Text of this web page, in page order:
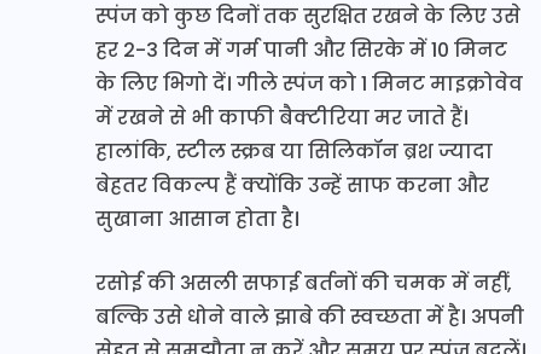
स्पंज को कुछ दिनों तक सुरक्षित रखने के लिए उसे
हर 2-3 दिन में गर्म पानी और सिरके में 10 मिनट
के लिए भिगो दें। गीले स्पंज को 1 मिनट माइक्रोवेव
में रखने से भी काफी बैक्टीरिया मर जाते हैं।
हालांकि, स्टील स्क्रब या सिलिकॉन ब्रश ज्यादा
बेहतर विकल्प हैं क्योंकि उन्हें साफ करना और
सुखाना आसान होता है।
रसोई की असली सफाई बर्तनों की चमक में नहीं,
बल्कि उसे धोने वाले झाबे की स्वच्छता में है। अपनी